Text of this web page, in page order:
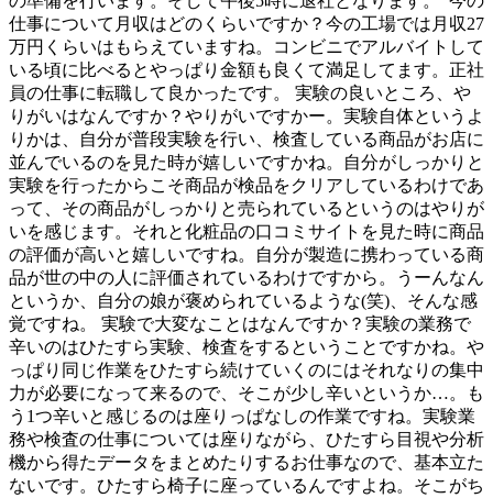
仕事について月収はどのくらいですか？今の工場では月収27
万円くらいはもらえていますね。コンビニでアルバイトして
いる頃に比べるとやっぱり金額も良くて満足してます。正社
員の仕事に転職して良かったです。 実験の良いところ、や
りがいはなんですか？やりがいですかー。実験自体というよ
りかは、自分が普段実験を行い、検査している商品がお店に
並んでいるのを見た時が嬉しいですかね。自分がしっかりと
実験を行ったからこそ商品が検品をクリアしているわけであ
って、その商品がしっかりと売られているというのはやりが
いを感じます。それと化粧品の口コミサイトを見た時に商品
の評価が高いと嬉しいですね。自分が製造に携わっている商
品が世の中の人に評価されているわけですから。うーんなん
というか、自分の娘が褒められているような(笑)、そんな感
覚ですね。 実験で大変なことはなんですか？実験の業務で
辛いのはひたすら実験、検査をするということですかね。や
っぱり同じ作業をひたすら続けていくのにはそれなりの集中
力が必要になって来るので、そこが少し辛いというか…。も
う1つ辛いと感じるのは座りっぱなしの作業ですね。実験業
務や検査の仕事については座りながら、ひたすら目視や分析
機から得たデータをまとめたりするお仕事なので、基本立た
ないです。ひたすら椅子に座っているんですよね。そこがち